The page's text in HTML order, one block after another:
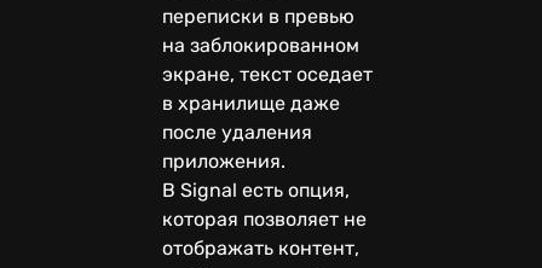
переписки в превью
на заблокированном
экране, текст оседает
в хранилище даже
после удаления
приложения.
В Signal есть опция,
которая позволяет не
отображать контент,